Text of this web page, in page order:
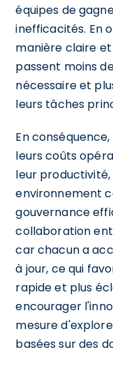
équipes de
inefficacités. En
manière claire
passent moins
nécessaire et
leurs tâches
En
leurs coûts
leur productivité,
environnement
gouvernance
collaboration
car chacun a
à jour, ce qui
rapide et plus
encourager
mesure
basées sur des